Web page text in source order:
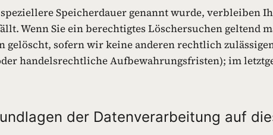
Speicherdauer genannt wurde, verbleiben
Wenn Sie ein berechtigtes Löschersuchen geltend
sofern wir keine anderen rechtlich
handelsrechtliche Aufbewahrungsfristen); im
der Datenverarbeitung auf